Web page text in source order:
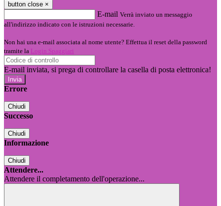
button close ×
E-mail Verrà inviato un messaggio
all'indirizzo indicato con le istruzioni necessarie.
Non hai una e-mail associata al nome utente? Effettua il reset della password
tramite la Login Spaggiari
E-mail inviata, si prega di controllare la casella di posta elettronica!
Errore
Chiudi
Successo
Chiudi
Informazione
Chiudi
Attendere...
Attendere il completamento dell'operazione...